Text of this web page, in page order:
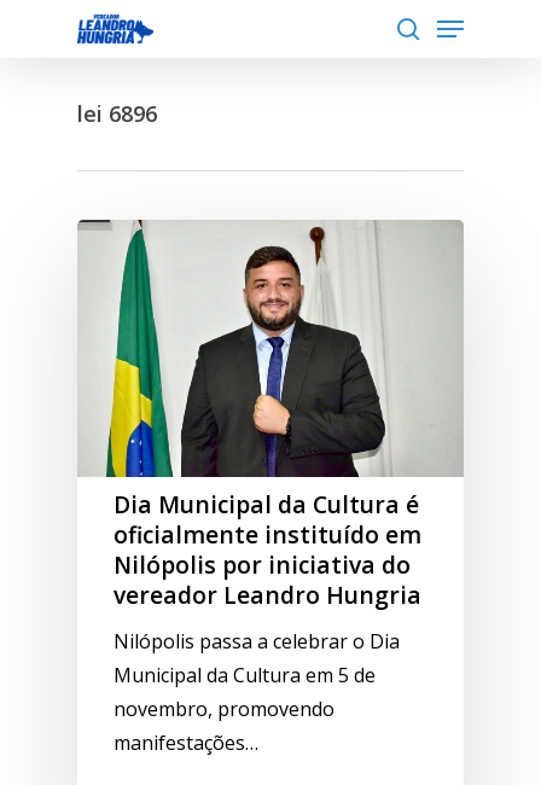
Menu
lei 6896
Dia Municipal da Cultura é
oficialmente instituído em
Nilópolis por iniciativa do
vereador Leandro Hungria
Nilópolis passa a celebrar o Dia
Municipal da Cultura em 5 de
novembro, promovendo
manifestações…